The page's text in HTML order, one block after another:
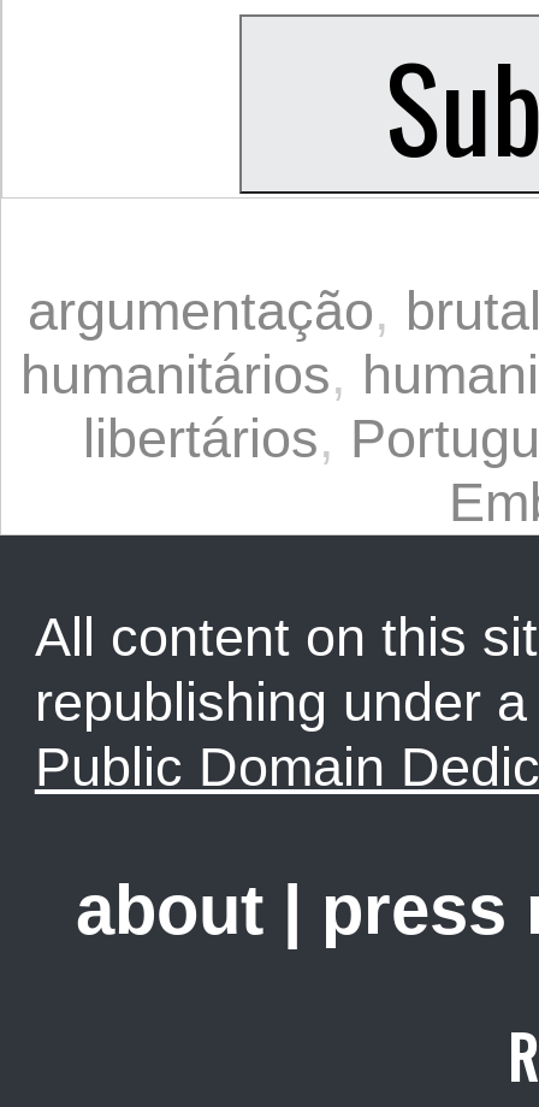
argumentação,
humanitários,
libertários,
All content on this
republishing under
Public Domain
about press